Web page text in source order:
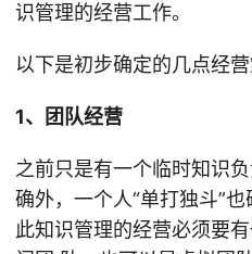
识管理的经营工作。
以下是初步确定的几点经营
1、团队经营
之前只是有一个临时知识
确外，一个人“单打独斗”
此知识管理的经营必须要